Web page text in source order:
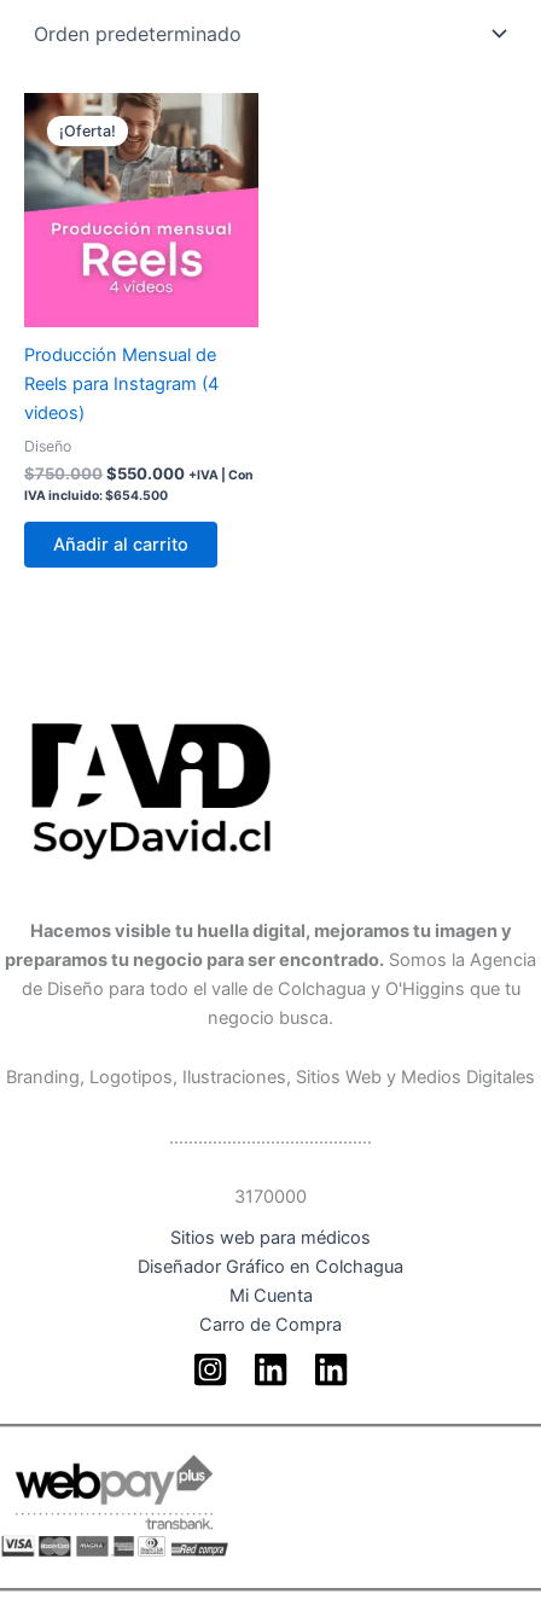
¡Oferta!
Producción Mensual de
Reels para Instagram (4
videos)
Diseño
$750.000
El
precio
original
era:
$750.000.
$550.000
precio
actual
es:
$550.000.
+IVA | Con
IVA incluido:$654.500
Añadir al carrito
Hacemos visible tu huella digital, mejoramos tu imagen y
preparamos tu negocio para ser encontrado. Somos la Agencia
de Diseño para todo el valle de Colchagua y O'Higgins que tu
negocio busca.
Branding, Logotipos, Ilustraciones, Sitios Web y Medios Digitales
..........................................
3170000
Sitios web para médicos
Diseñador Gráfico en Colchagua
Mi Cuenta
Carro de Compra